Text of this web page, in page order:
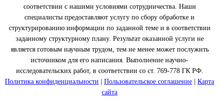
соответствии с нашими условиями сотрудничества. Наши
специалисты предоставляют услугу по сбору обработке и
структурированию информации по заданной теме и в соответствии
заданному структурному плану. Результат оказанной услуги не
является готовым научным трудом, тем не менее может послужить
источником для его написания. Выполнение научно-
исследовательских работ, в соответствии со ст. 769-778 ГК РФ.
Политика конфиденциальности
Пользовательское соглашение
Карта
сайта